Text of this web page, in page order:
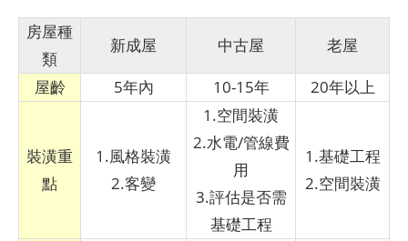
房屋種
類
新成屋 中古屋
老屋
屋齡
5年內 10-15年 20年以上
裝潢重
點
1.風格裝潢
2.客變
1.空間裝潢
2.水電/管線費
用
3.評估是否需
基礎工程
1.基礎工程
2.空間裝潢